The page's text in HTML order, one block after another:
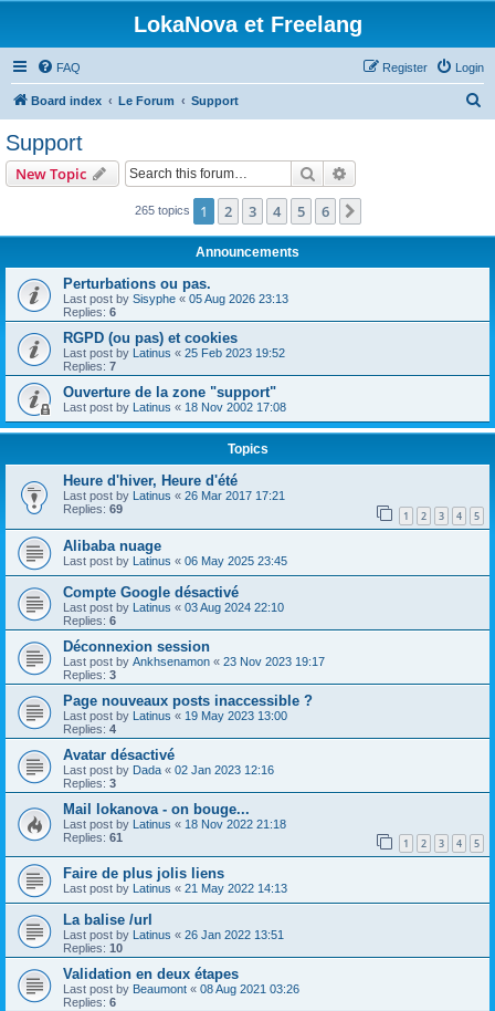
LokaNova et Freelang
FAQ Login
Register
Board index Le Forum Support
Support
New Topic Search
265 topics 1 2 3 4 5 6
Announcements
Perturbations ou pas.
Last post by Sisyphe « 05 Aug 2026 23:13
Replies: 6
RGPD (ou pas) et cookies
Last post by Latinus « 25 Feb 2023 19:52
Replies: 7
Ouverture de la zone "support"
Last post by Latinus « 18 Nov 2002 17:08
Topics
Heure d'hiver, Heure d'été
Last post by Latinus « 26 Mar 2017 17:21
Replies: 69 1 2 3 4 5
Alibaba nuage
Last post by Latinus « 06 May 2025 23:45
Compte Google désactivé
Last post by Latinus « 03 Aug 2024 22:10
Replies: 6
Déconnexion session
Last post by Ankhsenamon « 23 Nov 2023 19:17
Replies: 3
Page nouveaux posts inaccessible ?
Last post by Latinus « 19 May 2023 13:00
Replies: 4
Avatar désactivé
Last post by Dada « 02 Jan 2023 12:16
Replies: 3
Mail lokanova - on bouge...
Last post by Latinus « 18 Nov 2022 21:18
Replies: 61 1 2 3 4 5
Faire de plus jolis liens
Last post by Latinus « 21 May 2022 14:13
La balise /url
Last post by Latinus « 26 Jan 2022 13:51
Replies: 10
Validation en deux étapes
Last post by Beaumont « 08 Aug 2021 03:26
Replies: 6